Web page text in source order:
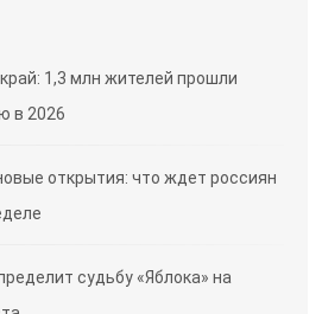
1,3 млн жителей прошли
в 2026
открытия: что ждет россиян
судьбу «Яблока» на